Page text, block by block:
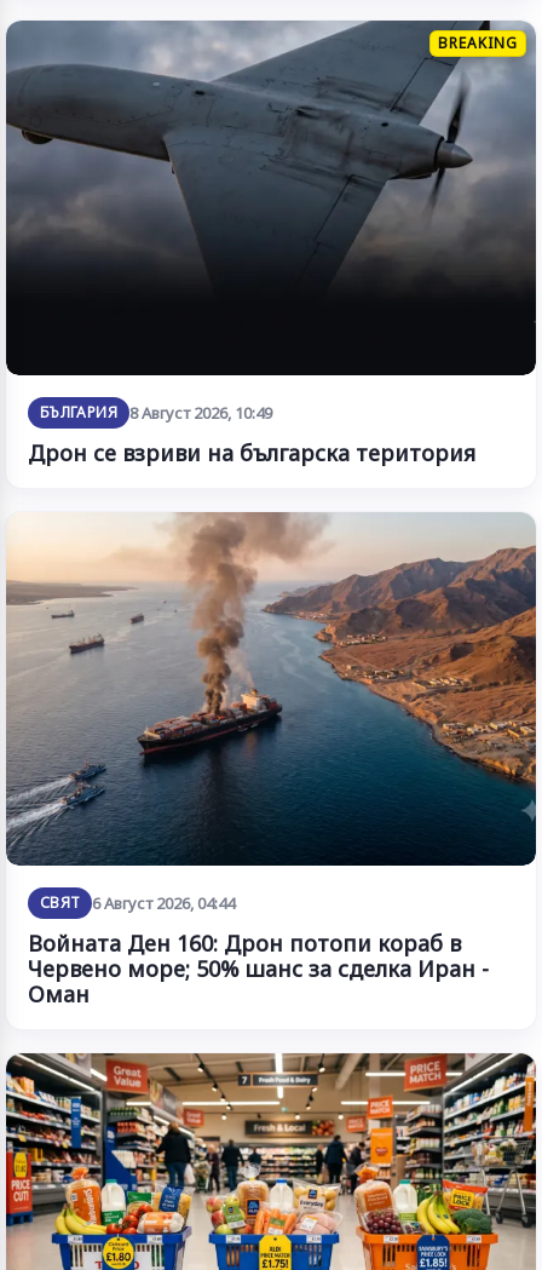
BREAKING
БЪЛГАРИЯ 8 Август 2026, 10:49
Дрон се взриви на българска територия
СВЯТ 6 Август 2026, 04:44
Войната Ден 160: Дрон потопи кораб в
Червено море; 50% шанс за сделка Иран -
Оман